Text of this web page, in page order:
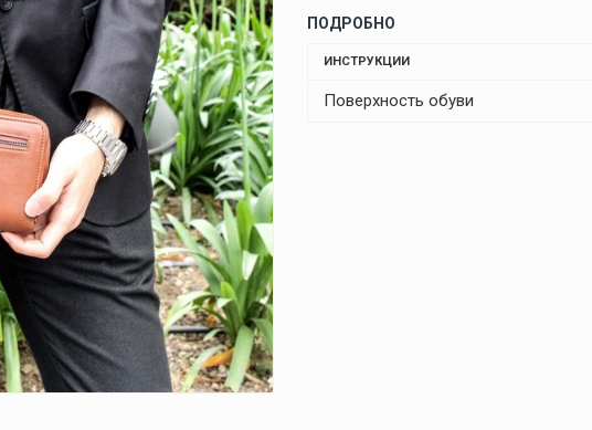
ПОДРОБНО
ИНСТРУКЦИИ
Поверхность обуви